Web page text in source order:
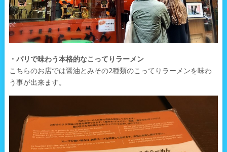
・パリで味わう本格的なこってりラーメン
こちらのお店では醤油とみその2種類のこってりラーメンを味わ
う事が出来ます。